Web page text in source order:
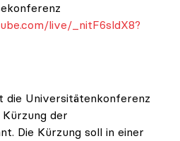
live/_nitF6sldX8?
die Universitätenkonferenz
der
Die Kürzung soll in einer